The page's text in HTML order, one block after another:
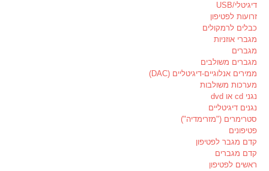
דיגיטלי/USB
זרועות לפטיפון
כבלים לרמקולים
מגברי אוזניות
מגברים
מגברים משולבים
ממירים אנלוגיים-דיגיטליים (DAC)
מערכות משולבות
נגני cd או dvd
נגנים דיגיטליים
סטרימרים ("מזרימדיה")
פטיפונים
קדם מגבר לפטיפון
קדם מגברים
ראשים לפטיפון